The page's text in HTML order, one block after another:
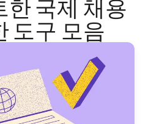
한 국제 채용
도구 모음